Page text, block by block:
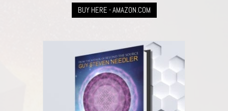
BUY HERE - AMAZON.COM